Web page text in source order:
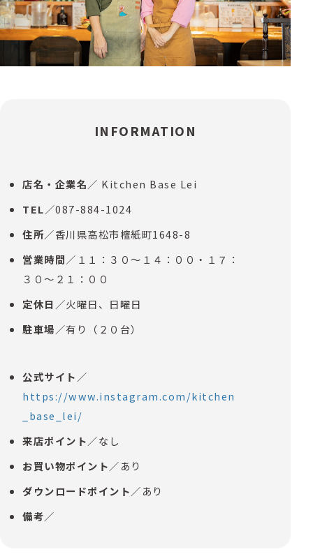
INFORMATION
店名・企業名／ Kitchen Base Lei
TEL／087-884-1024
住所／香川県高松市檀紙町1648-8
営業時間／１１：３０～１４：００・１７：
３０～２１：００
定休日 ／火曜日、日曜日
駐車場／有り（２０台）
公式サイト ／
https://www.instagram.com/kitchen
_base_lei/
来店ポイント／なし
お買い物ポイント／あり
ダウンロードポイント／あり
備考／